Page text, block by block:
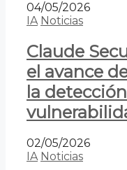
04/05/2026
IA Noticias
Claude
el avance
la
02/05/2026
IA Noticias